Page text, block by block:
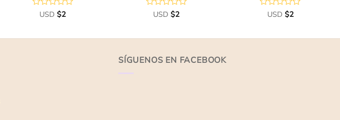
Valorado
de
USD$2
Valorado
de
USD$2
Valorado
de
USD $2
SÍGUENOS EN FACEBOOK